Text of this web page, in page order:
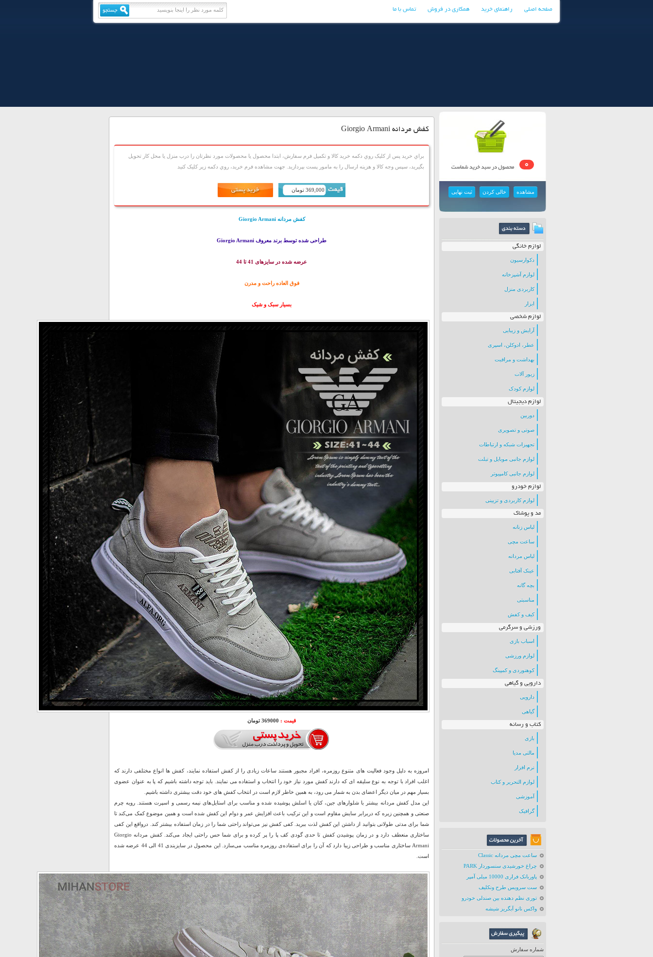
صفحه اصلی راهنمای خرید همکاری در فروش تماس با ما
0
مشاهده خالی کردن ثبت نهایی
لوازم خانگی
دکوارسیون
لوازم آشپزخانه
کاربردی منزل
ابزار
لوازم شخصی
آرایش و زیبایی
عطر، ادوکلن، اسپری
بهداشت و مراقبت
زیور آلات
لوازم کودک
لوازم دیجیتال
دوربین
صوتی و تصویری
تجهیزات شبکه و ارتباطات
لوازم جانبی موبایل و تبلت
لوازم جانبی کامپیوتر
لوازم خودرو
لوازم کاربردی و تزیینی
مد و پوشاک
لباس زنانه
ساعت مچی
لباس مردانه
عینک آفتابی
بچه گانه
مناسبتی
کیف و کفش
ورزشی و سرگرمی
اسباب بازی
لوازم ورزشی
کوهنوردی و کمپینگ
دارویی و گیاهی
دارویی
گیاهی
کتاب و رسانه
بازی
مالتی مدیا
نرم افزار
لوازم التحریر و کتاب
آموزشی
گرافیک
ساعت مچی مردانه Classic
چراغ خورشیدی سنسوردار PARK
پاوربانک فراری 10000 میلی آمپر
ست سرویس طرح ونکلیف
توری نظم دهنده بین صندلی خودرو
واکس نانو آبگریز شیشه
شماره سفارش
کفش مردانه Giorgio Armani
براي خريد پس از کليک روي دکمه خريد کالا و تکميل فرم سفارش، ابتدا محصول يا محصولات مورد نظرتان را درب منزل يا محل کار تحويل
بگيريد، سپس وجه کالا و هزينه ارسال را به مامور پست بپردازيد. جهت مشاهده فرم خريد، روي دکمه زير کليک کنيد
369,000 تومان
کفش مردانه Giorgio Armani
طراحی شده توسط برند معروف Giorgio Armani
عرضه شده در سایزهای 41 تا 44
فوق العاده راحت و مدرن
بسیار سبک و شیک
قیمت : 369000 تومان
امروزه به دلیل وجود فعالیت های متنوع روزمره، افراد مجبور هستند ساعات زیادی را از کفش استفاده نمایند، کفش ها انواع مختلفی دارند که
اغلب افراد با توجه به نوع سلیقه ای که دارند کفش مورد نیاز خود را انتخاب و استفاده می نمایند. باید توجه داشته باشیم که پا به عنوان عضوی
بسیار مهم در میان دیگر اعضای بدن به شمار می رود، به همین خاطر لازم است در انتخاب کفش های خود دقت بیشتری داشته باشیم.
این مدل کفش مردانه بیشتر با شلوارهای جین، کتان یا اسلش پوشیده شده و مناسب برای استایل‌های نیمه رسمی و اسپرت هستند. رویه چرم
صنعتی و همچنین زیره‌ که دربرابر سایش مقاوم است و این ترکیب باعث افزایش عمر و دوام این کفش شده است و همین موضوع کمک می‌کند تا
شما برای مدتی طولانی بتوانید از داشتن این کفش لذت ببرید. کفی کفش نیز می‌تواند راحتی شما را در زمان استفاده بیشتر کند. درواقع این کفی
ساختاری منعطف دارد و در زمان پوشیدن کفش تا حدی گودی کف پا را پر کرده و برای شما حس راحتی ایجاد می‌کند. کفش مردانه Giorgio
Armani ساختاری مناسب و طراحی زیبا دارد که آن را برای استفاده‌ی روزمره مناسب می‌سازد. این محصول در سایزبندی 41 الی 44 عرضه شده
است.